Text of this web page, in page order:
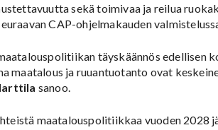
sekä toimivaa ja reilua
CAP-ohjelmakauden
täyskäännös edellisen
maatalous ja ruuantuotanto ovat
sanoo.
maatalouspolitiikkaa vuoden 2028